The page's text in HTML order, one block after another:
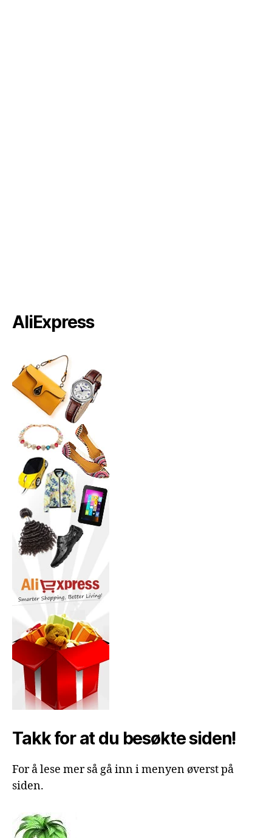
AliExpress
Takk for at du besøkte siden!
For å lese mer så gå inn i menyen øverst på
siden.